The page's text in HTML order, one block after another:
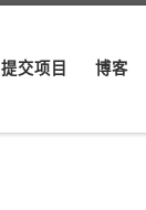
提交项目 博客